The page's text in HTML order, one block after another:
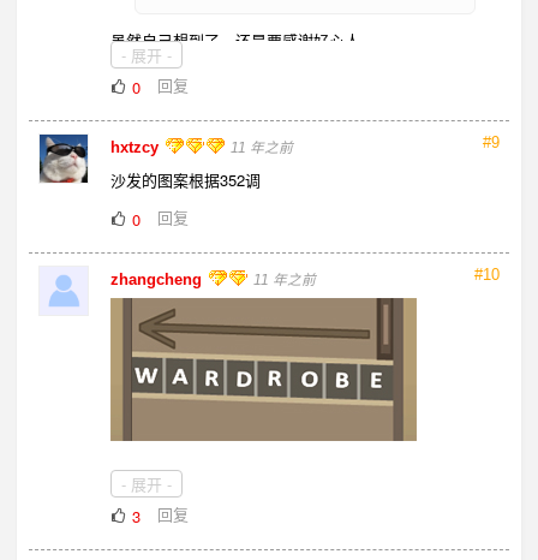
虽然自己想到了，还是要感谢好心人。。
- 展开 -
0
回复
#9
hxtzcy 11 年之前
沙发的图案根据352调
0
回复
#10
zhangcheng 11 年之前
- 展开 -
3
回复